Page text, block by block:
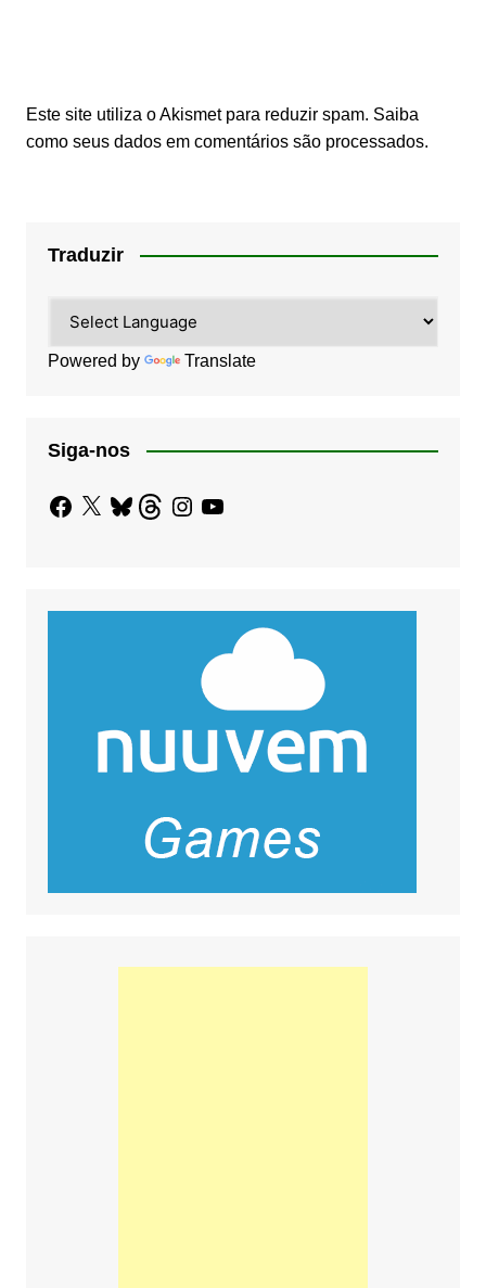
Este site utiliza o Akismet para reduzir spam. Saiba
como seus dados em comentários são processados.
Traduzir
Powered by Translate
Siga-nos
Facebook
X BlueskyThreadsInstagram
YouTube